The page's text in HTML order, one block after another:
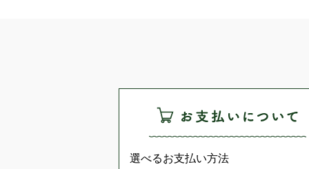
選べるお支払い方法